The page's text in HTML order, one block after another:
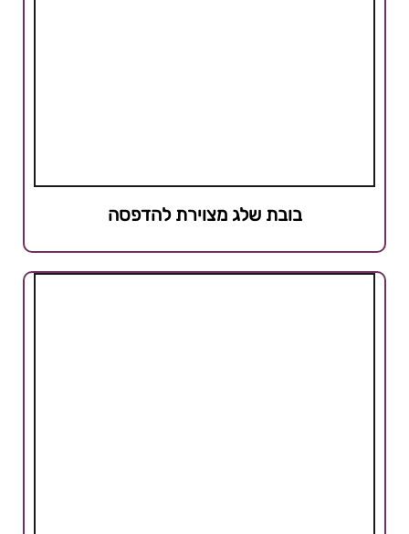
בובת שלג מצוירת להדפסה